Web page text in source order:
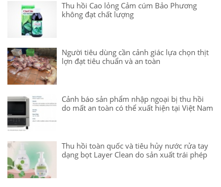
Thu hồi Cao lỏng Cảm cúm Bảo Phương
không đạt chất lượng
Người tiêu dùng cần cảnh giác lựa chọn thịt
lợn đạt tiêu chuẩn và an toàn
Cảnh báo sản phẩm nhập ngoại bị thu hồi
do mất an toàn có thể xuất hiện tại Việt Nam
Thu hồi toàn quốc và tiêu hủy nước rửa tay
dạng bọt Layer Clean do sản xuất trái phép